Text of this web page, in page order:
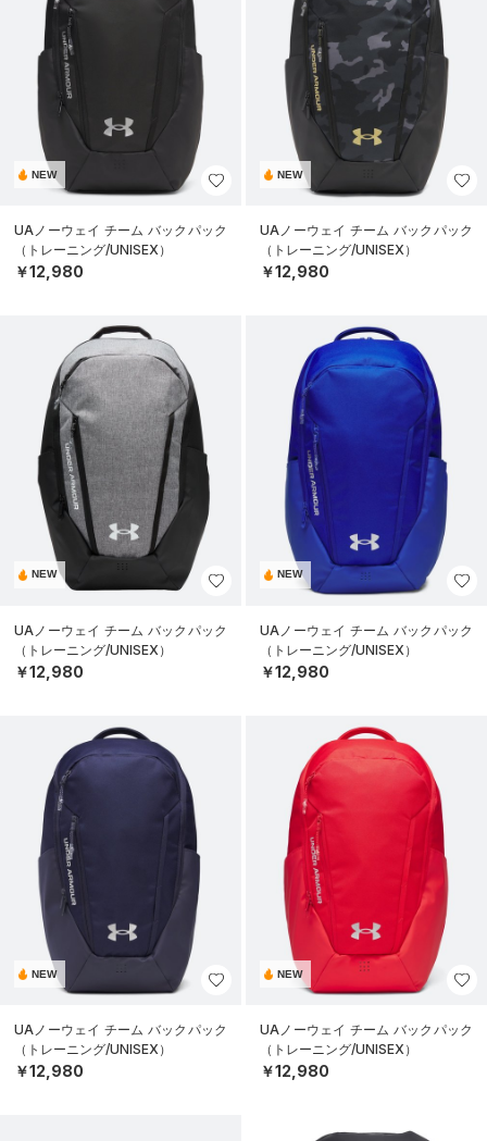
NEW
UAノーウェイ チーム バックパック
（トレーニング/UNISEX）
￥12,980
NEW
UAノーウェイ チーム バックパック
（トレーニング/UNISEX）
￥12,980
NEW
UAノーウェイ チーム バックパック
（トレーニング/UNISEX）
￥12,980
NEW
UAノーウェイ チーム バックパック
（トレーニング/UNISEX）
￥12,980
NEW
UAノーウェイ チーム バックパック
（トレーニング/UNISEX）
￥12,980
NEW
UAノーウェイ チーム バックパック
（トレーニング/UNISEX）
￥12,980